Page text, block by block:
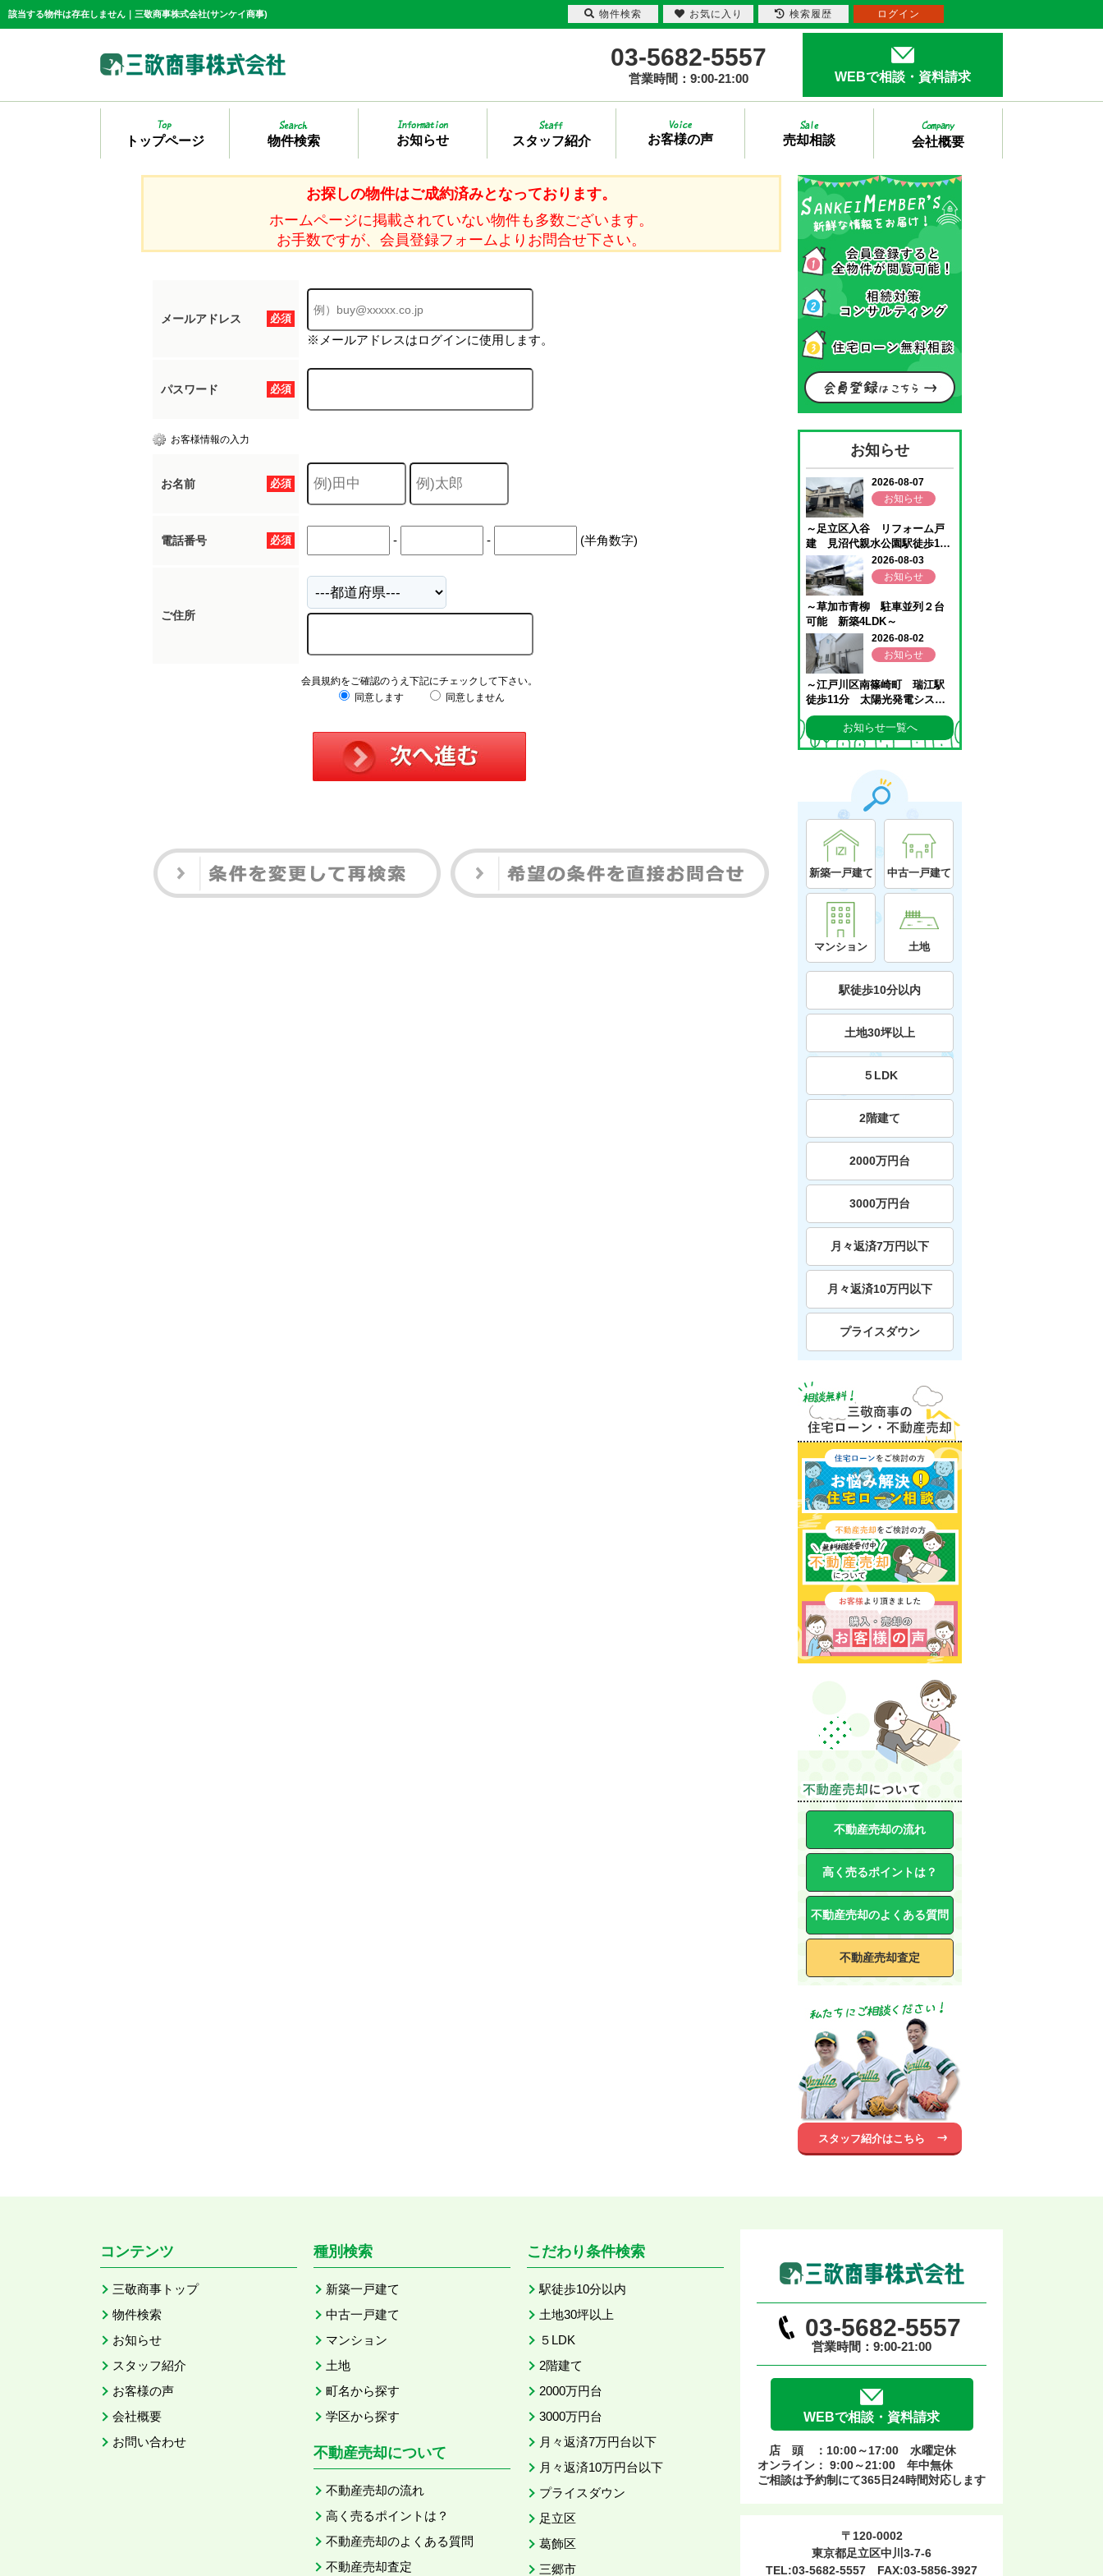
該当する物件は存在しません｜三敬商事株式会社(サンケイ商事)
03-5682-5557
営業時間：9:00-21:00 WEBで相談・資料請求
トップページ 物件検索 お知らせ スタッフ紹介 お客様の声 売却相談 会社概要
お探しの物件はご成約済みとなっております。
ホームページに掲載されていない物件も多数ございます。
お手数ですが、会員登録フォームよりお問合せ下さい。
必須
メールアドレス
※メールアドレスはログインに使用します。
必須
パスワード
お客様情報の入力
必須
お名前
必須
電話番号 - - (半角数字)
ご住所
会員規約をご確認のうえ下記にチェックして下さい。
同意します
同意しません
お知らせ
お知らせ一覧へ
新築一戸建て 中古一戸建て
マンション 土地
駅徒歩10分以内
土地30坪以上
５LDK
2階建て
2000万円台
3000万円台
月々返済7万円以下
月々返済10万円以下
プライスダウン
不動産売却の流れ
高く売るポイントは？
不動産売却のよくある質問
不動産売却査定
スタッフ紹介はこちら
コンテンツ
三敬商事トップ
物件検索
お知らせ
スタッフ紹介
お客様の声
会社概要
お問い合わせ
種別検索
新築一戸建て
中古一戸建て
マンション
土地
町名から探す
学区から探す
不動産売却について
不動産売却の流れ
高く売るポイントは？
不動産売却のよくある質問
不動産売却査定
こだわり条件検索
駅徒歩10分以内
土地30坪以上
５LDK
2階建て
2000万円台
3000万円台
月々返済7万円台以下
月々返済10万円台以下
プライスダウン
足立区
葛飾区
三郷市
03-5682-5557
営業時間：9:00-21:00
WEBで相談・資料請求
店 頭 ：10:00～17:00 水曜定休
オンライン： 9:00～21:00 年中無休
ご相談は予約制にて365日24時間対応します
〒120-0002
東京都足立区中川3-7-6
TEL:03-5682-5557 FAX:03-5856-3927
物件検索 お気に入り 検索履歴 ログイン